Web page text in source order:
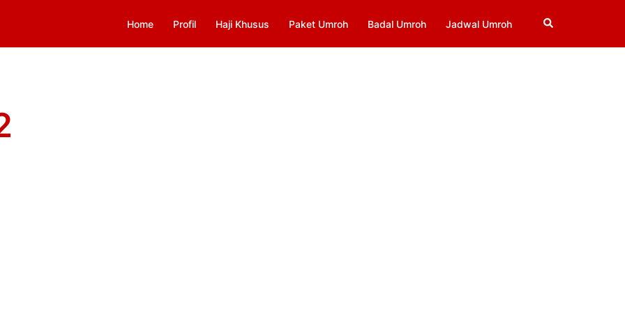
Home Profil Haji Khusus Paket Umroh Badal Umroh Jadwal Umroh Search